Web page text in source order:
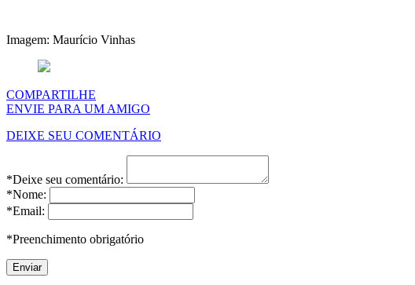
Imagem: Maurício Vinhas
COMPARTILHE
ENVIE PARA UM AMIGO
DEIXE SEU COMENTÁRIO
*Deixe seu comentário:
*Nome:
*Email:
*Preenchimento obrigatório